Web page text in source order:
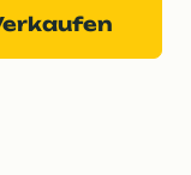
Verkaufen